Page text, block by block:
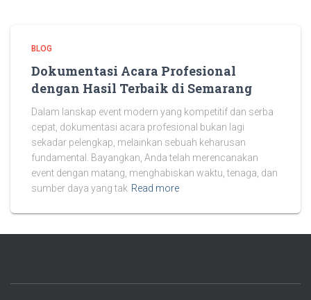
BLOG
Dokumentasi Acara Profesional
dengan Hasil Terbaik di Semarang
Dalam lanskap event modern yang kompetitif dan serba
cepat, dokumentasi acara profesional bukan lagi
sekadar pelengkap, melainkan sebuah keharusan
fundamental. Bayangkan, Anda telah merencanakan
event dengan matang, menghabiskan waktu, tenaga, dan
sumber daya yang tak Read more